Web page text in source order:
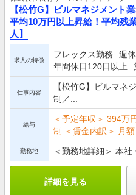
【松竹G】ビルマネジメント
平均10万円以上昇給！平均残
人】
求人の特徴
フレックス勤務 週
年間休日120日以上
仕事内容
【松竹G】ビルマネ
制／...
給与
＜予定年収＞ 394万
制 ＜賃金内訳＞ 月額
勤務地 ＜勤務地詳細＞ 本社
詳細を見る